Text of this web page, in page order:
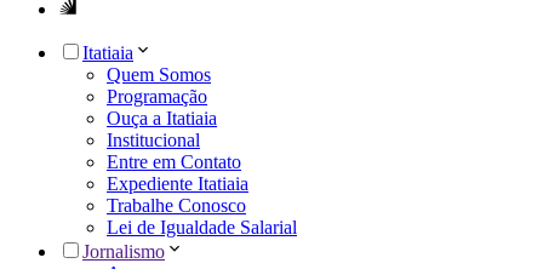
Itatiaia
Quem Somos
Programação
Ouça a Itatiaia
Institucional
Entre em Contato
Expediente Itatiaia
Trabalhe Conosco
Lei de Igualdade Salarial
Jornalismo